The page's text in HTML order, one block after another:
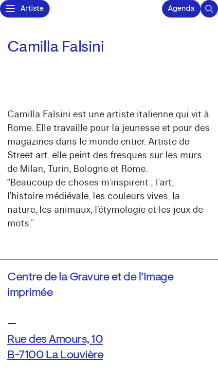
Artiste Agenda
Camilla Falsini
Camilla Falsini est une artiste italienne qui vit à
Rome. Elle travaille pour la jeunesse et pour des
magazines dans le monde entier. Artiste de
Street art, elle peint des fresques sur les murs
de Milan, Turin, Bologne et Rome.
“Beaucoup de choses m’inspirent ; l’art,
l’histoire médiévale, les couleurs vives, la
nature, les animaux, l’étymologie et les jeux de
mots.”
Centre de la Gravure et de l’Image
imprimée
—
Rue des Amours, 10
B-7100 La Louvière